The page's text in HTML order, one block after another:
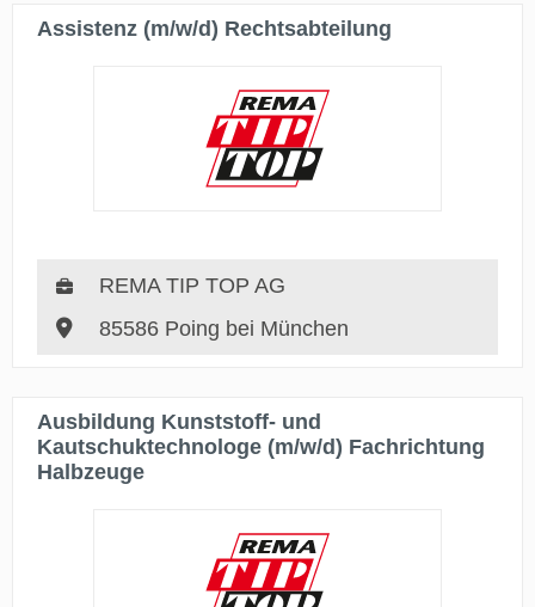
Assistenz (m/w/d) Rechtsabteilung
REMA TIP TOP AG
85586 Poing bei München
Ausbildung Kunststoff- und
Kautschuktechnologe (m/w/d) Fachrichtung
Halbzeuge